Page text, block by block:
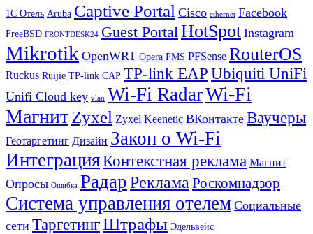
1С Отель Aruba Captive Portal Cisco ethernet Facebook
FreeBSD FRONTDESK24 Guest Portal HotSpot Instagram
Mikrotik OpenWRT Opera PMS PFSense RouterOS
Ruckus Ruijie TP-link CAP TP-link EAP Ubiquiti UniFi
Unifi Cloud key vlan Wi-Fi RadarWi-Fi
МагнитZyxel Zyxel Keenetic ВКонтакте Ваучеры
Геотаргетинг Дизайн Закон о Wi-Fi
ИнтеграцияКонтекстная реклама Магнит
Опросы Ошибка РадарРеклама Роскомнадзор
Система управления отелем Социальные
сети ТаргетингШтрафы Эдельвейс